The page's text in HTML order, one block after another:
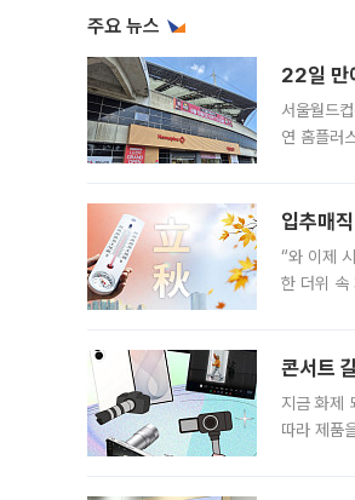
주요 뉴스
22일 만
서울월드
연 홈플러
입추매
“와 이제
한 더위 속
콘서트
지금 화제
따라 제품